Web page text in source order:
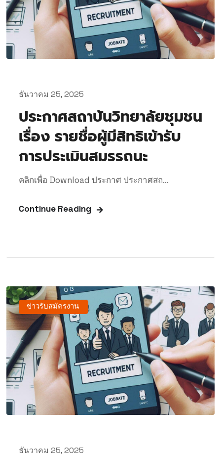
ธันวาคม 25, 2025
ประกาศสถาบันวิทยาลัยชุมชน
เรื่อง รายชื่อผู้มีสิทธิเข้ารับ
การประเมินสมรรถนะ
คลิกเพื่อ Download ประกาศ ประกาศสถ...
Continue Reading
ข่าวรับสมัครงาน
ธันวาคม 25, 2025